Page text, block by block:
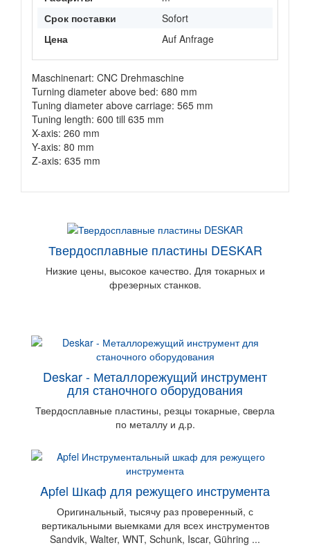
Срок поставки
Sofort
Цена
Auf Anfrage
Maschinenart: CNC Drehmaschine
Turning diameter above bed: 680 mm
Tuning diameter above carriage: 565 mm
Tuning length: 600 till 635 mm
X-axis: 260 mm
Y-axis: 80 mm
Z-axis: 635 mm
Твердосплавные пластины DESKAR
Низкие цены, высокое качество. Для токарных и
фрезерных станков.
Deskar - Металлорежущий инструмент
для станочного оборудования
Твердосплавные пластины, резцы токарные, cверла
по металлу и д.р.
Apfel Шкаф для режущего инструмента
Оригинальный, тысячу раз проверенный, с
вертикальными выемками для всех инструментов
Sandvik, Walter, WNT, Schunk, Iscar, Gühring ...